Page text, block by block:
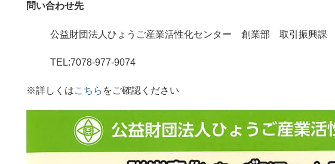
問い合わせ先
公益財団法人ひょうご産業活性化センター 創業部 取引振興課
TEL:7078-977-9074
※詳しくはこちら をご確認ください